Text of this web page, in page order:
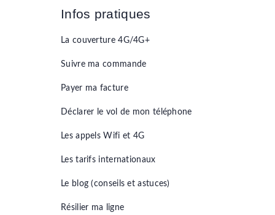
Infos pratiques
La couverture 4G/4G+
Suivre ma commande
Payer ma facture
Déclarer le vol de mon téléphone
Les appels Wifi et 4G
Les tarifs internationaux
Le blog (conseils et astuces)
Résilier ma ligne